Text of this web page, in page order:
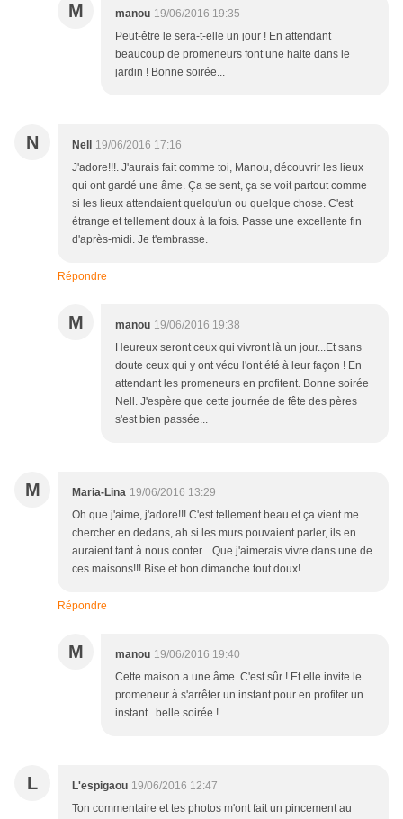
M manou 19/06/2016 19:35
Peut-être le sera-t-elle un jour ! En attendant
beaucoup de promeneurs font une halte dans le
jardin ! Bonne soirée...
N Nell
19/06/2016 17:16
J'adore!!!. J'aurais fait comme toi, Manou, découvrir les lieux
qui ont gardé une âme. Ça se sent, ça se voit partout comme
si les lieux attendaient quelqu'un ou quelque chose. C'est
étrange et tellement doux à la fois. Passe une excellente fin
d'après-midi. Je t'embrasse.
Répondre
M manou 19/06/2016 19:38
Heureux seront ceux qui vivront là un jour...Et sans
doute ceux qui y ont vécu l'ont été à leur façon ! En
attendant les promeneurs en profitent. Bonne soirée
Nell. J'espère que cette journée de fête des pères
s'est bien passée...
M Maria-Lina 19/06/2016 13:29
Oh que j'aime, j'adore!!! C'est tellement beau et ça vient me
chercher en dedans, ah si les murs pouvaient parler, ils en
auraient tant à nous conter... Que j'aimerais vivre dans une de
ces maisons!!! Bise et bon dimanche tout doux!
Répondre
M manou 19/06/2016 19:40
Cette maison a une âme. C'est sûr ! Et elle invite le
promeneur à s'arrêter un instant pour en profiter un
instant...belle soirée !
L L'espigaou 19/06/2016 12:47
Ton commentaire et tes photos m'ont fait un pincement au